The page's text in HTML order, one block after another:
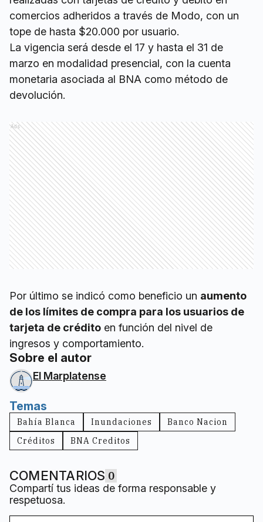
comercios adheridos a través de Modo, con un
tope de hasta $20.000 por usuario.
La vigencia será desde el 17 y hasta el 31 de
marzo en modalidad presencial, con la cuenta
monetaria asociada al BNA como método de
devolución.
Ads
Por último se indicó como beneficio un aumento
de los límites de compra para los usuarios de
tarjeta de crédito en función del nivel de
ingresos y comportamiento.
Sobre el autor
El Marplatense
Temas
Bahía Blanca Inundaciones
Banco Nacion
Créditos
BNA Creditos
COMENTARIOS 0
Compartí tus ideas de forma responsable y
respetuosa.